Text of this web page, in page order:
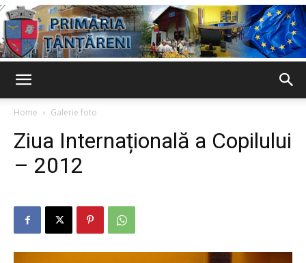
Țânțăreni
Home Galerie foto
Ziua Internațională a Copilului
– 2012